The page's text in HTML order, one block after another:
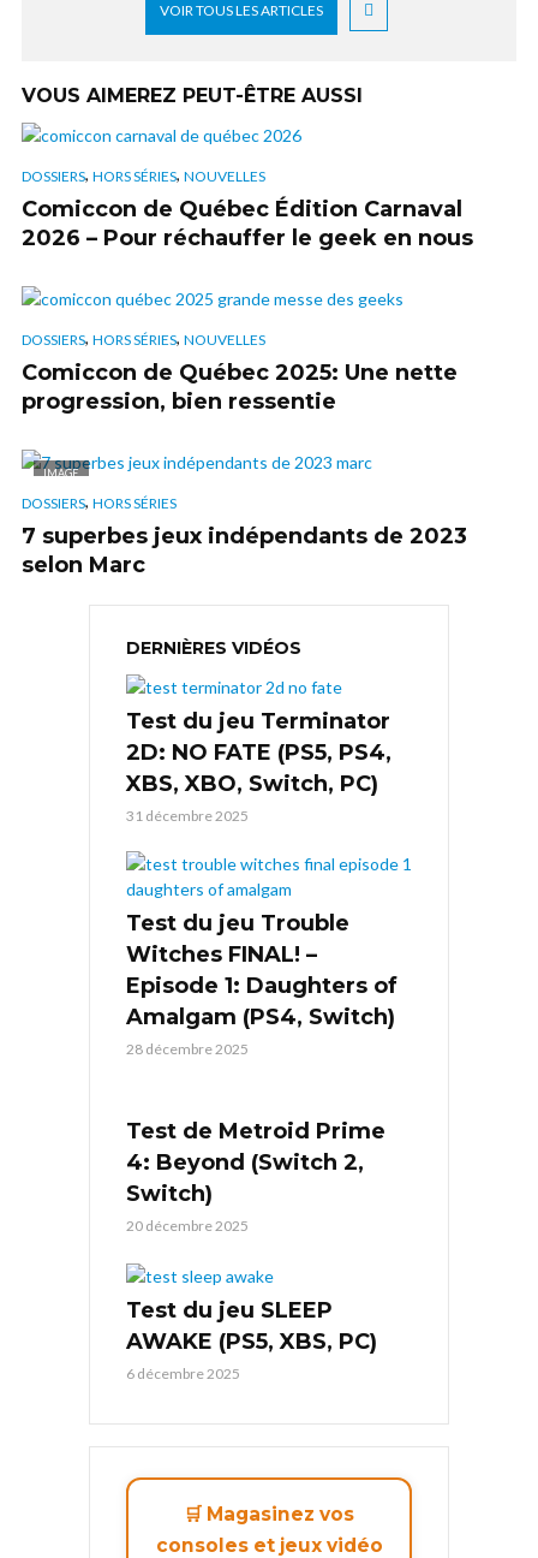
VOIR TOUS LES ARTICLES
VOUS AIMEREZ PEUT-ÊTRE AUSSI
DOSSIERS, HORS SÉRIES, NOUVELLES
Comiccon de Québec Édition Carnaval
2026 – Pour réchauffer le geek en nous
DOSSIERS, HORS SÉRIES, NOUVELLES
Comiccon de Québec 2025: Une nette
progression, bien ressentie
IMAGE
DOSSIERS, HORS SÉRIES
7 superbes jeux indépendants de 2023
selon Marc
DERNIÈRES VIDÉOS
Test du jeu Terminator
2D: NO FATE (PS5, PS4,
XBS, XBO, Switch, PC)
31 décembre 2025
Test du jeu Trouble
Witches FINAL! –
Episode 1: Daughters of
Amalgam (PS4, Switch)
28 décembre 2025
Test de Metroid Prime
4: Beyond (Switch 2,
Switch)
20 décembre 2025
Test du jeu SLEEP
AWAKE (PS5, XBS, PC)
6 décembre 2025
🛒 Magasinez vos
consoles et jeux vidéo